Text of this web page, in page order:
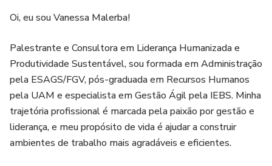
Oi, eu sou Vanessa Malerba!
Palestrante e Consultora em Liderança Humanizada e
Produtividade Sustentável, sou formada em Administração
pela ESAGS/FGV, pós-graduada em Recursos Humanos
pela UAM e especialista em Gestão Ágil pela IEBS. Minha
trajetória profissional é marcada pela paixão por gestão e
liderança, e meu propósito de vida é ajudar a construir
ambientes de trabalho mais agradáveis e eficientes.